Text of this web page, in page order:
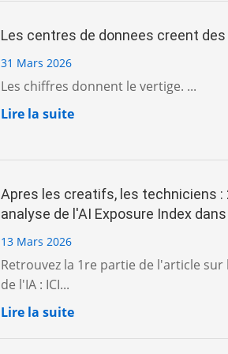
Les centres de donnees creent
31 Mars 2026
Les chiffres donnent le vertige. ...
Lire la suite
Apres les creatifs, les techniciens :
analyse de l'AI Exposure Index
13 Mars 2026
Retrouvez la 1re partie de l'article
de l'IA : ICI...
Lire la suite